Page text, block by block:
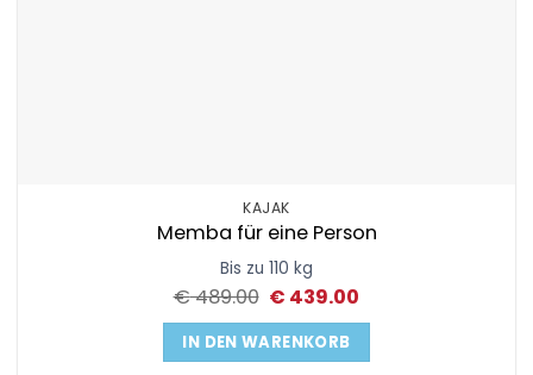
KAJAK
Memba für eine Person
Bis zu 110 kg
€489.00 Ursprünglicher
war:
€ 489.00
€ 439.00
IN DEN WARENKORB